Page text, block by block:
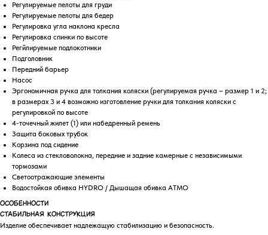
Регулируемые пeлоты для груди
Регулируемые пeлоты для бедер
Регулировка угла наклона кресла
Регулировка спинки по высоте
Регйлируемые подлокотники
Подголовник
Передний барьер
Насос
Эргономичная ручка для толкания коляски (регулируемая ручка – размер 1 и 2;
в размерах 3 и 4 возможно изготовление ручки для толкания коляски с
регулировкой по высоте
4-точечный жилет (1) или набедренный ремень
Защита боковых трубок
Корзина под сидение
Колеса из стекловолокна, передние и задние камерные с независимыми
тормозами
Светоотражающие элементы
Водостойкая обивка HYDRO / Дышащая обивка ATMO
ОСОБЕННОСТИ
Стабильная конструкция
Изделие обеспечивает надлежащую стабилизацию и безопасность.